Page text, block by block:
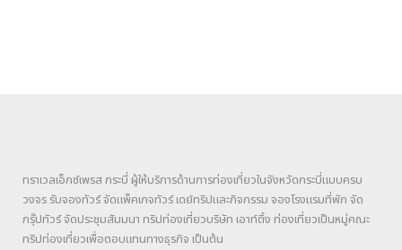
ทราเวลเอ็กซ์เพรส กระบี่ ผู้ให้บริการด้านการท่องเที่ยวในจังหวัดกระบี่แบบครบ
วงจร รับจองทัวร์ จัดแพ็คเกจทัวร์ เดย์ทริปและกิจกรรม จองโรงแรมที่พัก จัด
กรุ๊ปทัวร์ จัดประชุมสัมมนา ทริปท่องเที่ยวบริษัท เอาท์ติ้ง ท่องเที่ยวเป็นหมู่คณะ
ทริปท่องเที่ยวเพื่อตอบแทนทางธุรกิจ เป็นต้น